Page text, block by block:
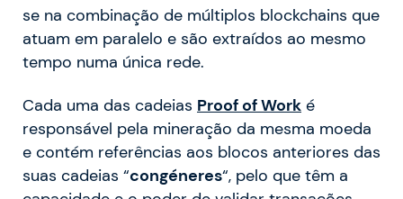
se na combinação de múltiplos blockchains que
atuam em paralelo e são extraídos ao mesmo
tempo numa única rede.
Cada uma das cadeias Proof of Work é
responsável pela mineração da mesma moeda
e contém referências aos blocos anteriores das
suas cadeias “congéneres“, pelo que têm a